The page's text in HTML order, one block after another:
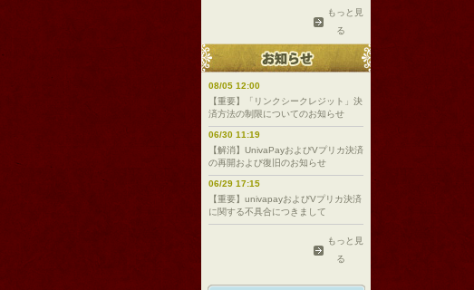
もっと見
る
08/05 12:00
【重要】「リンクシークレジット」決
済方法の制限についてのお知らせ
06/30 11:19
【解消】UnivaPayおよびVプリカ決済
の再開および復旧のお知らせ
06/29 17:15
【重要】univapayおよびVプリカ決済
に関する不具合につきまして
もっと見
る